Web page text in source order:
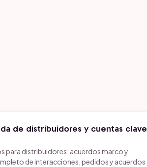
de distribuidores y cuentas clave
para distribuidores, acuerdos marco y
de interacciones, pedidos y acuerdos